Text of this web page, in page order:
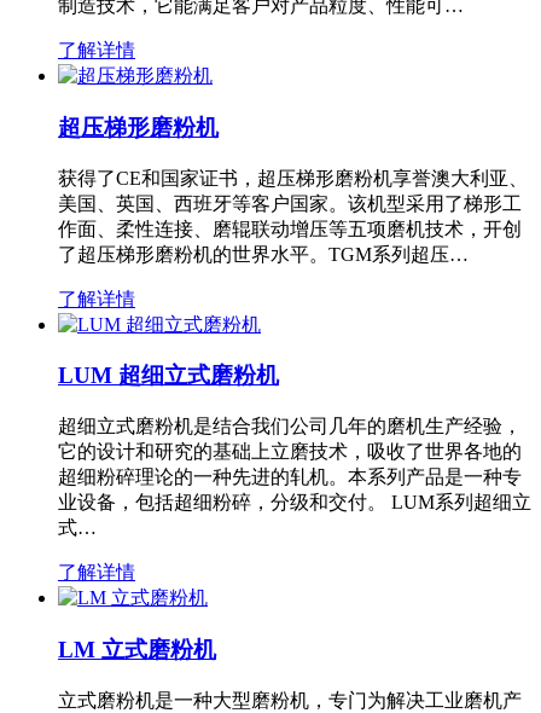
制造技术，它能满足客户对产品粒度、性能可…
了解详情
超压梯形磨粉机
获得了CE和国家证书，超压梯形磨粉机享誉澳大利亚、
美国、英国、西班牙等客户国家。该机型采用了梯形工
作面、柔性连接、磨辊联动增压等五项磨机技术，开创
了超压梯形磨粉机的世界水平。TGM系列超压…
了解详情
LUM 超细立式磨粉机
超细立式磨粉机是结合我们公司几年的磨机生产经验，
它的设计和研究的基础上立磨技术，吸收了世界各地的
超细粉碎理论的一种先进的轧机。本系列产品是一种专
业设备，包括超细粉碎，分级和交付。 LUM系列超细立
式…
了解详情
LM 立式磨粉机
立式磨粉机是一种大型磨粉机，专门为解决工业磨机产